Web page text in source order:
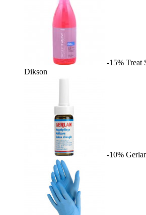
-15% Treat
Dikson
-10%